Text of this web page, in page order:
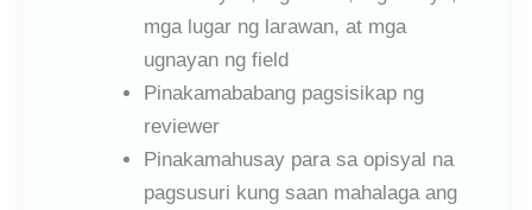
mga lugar ng larawan, at mga
ugnayan ng field
Pinakamababang pagsisikap ng
reviewer
Pinakamahusay para sa opisyal na
pagsusuri kung saan mahalaga ang